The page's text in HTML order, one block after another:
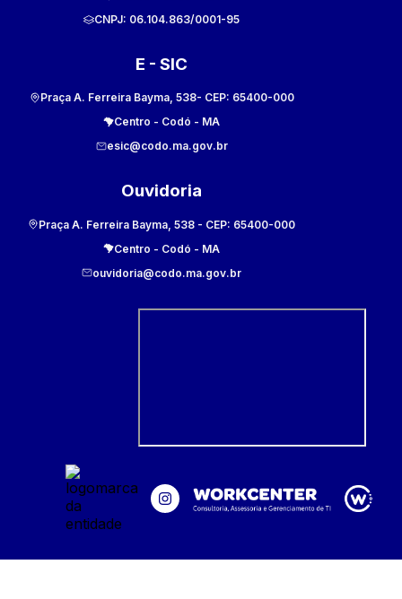
CNPJ: 06.104.863/0001-95
E - SIC
Praça A. Ferreira Bayma, 538- CEP: 65400-000
Centro - Codó - MA
esic@codo.ma.gov.br
Ouvidoria
Praça A. Ferreira Bayma, 538 - CEP: 65400-000
Centro - Codó - MA
ouvidoria@codo.ma.gov.br